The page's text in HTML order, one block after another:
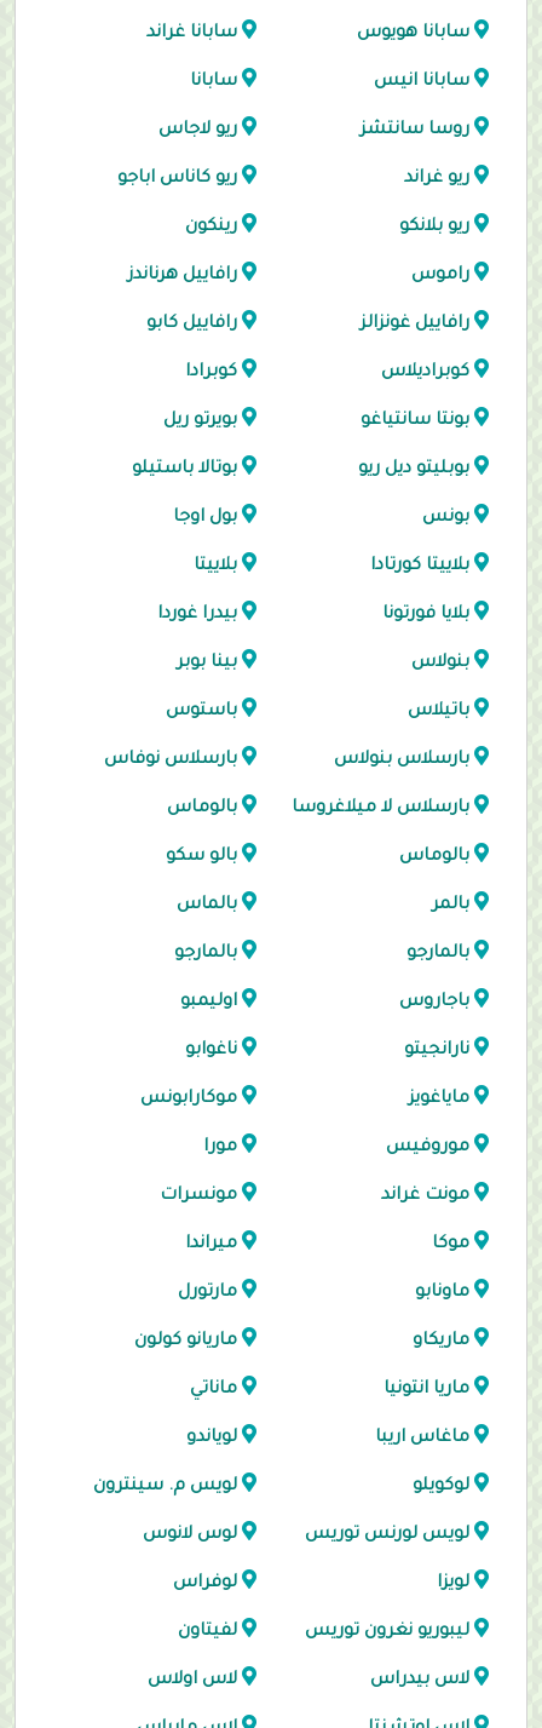
سابانا هويوس سابانا غراند
سابانا انيس سابانا
روسا سانتشز ريو لاجاس
ريو غراند ريو كاناس اباجو
ريو بلانكو رينكون
راموس رافاييل هرناندز
رافاييل غونزالز رافاييل كابو
كوبراديلاس كوبرادا
بونتا سانتياغو بويرتو ريل
بوبليتو ديل ريو بوتالا باستيلو
بونس بول اوجا
بلاييتا كورتادا بلاييتا
بلايا فورتونا بيدرا غوردا
بنولاس بينا بوبر
باتيلاس باستوس
بارسلاس بنولاس بارسلاس نوفاس
بارسلاس لا ميلاغروسا بالوماس
بالوماس بالو سكو
بالمر بالماس
بالمارجو بالمارجو
باجاروس اوليمبو
نارانجيتو ناغوابو
ماياغويز موكارابونس
موروفيس مورا
مونت غراند مونسرات
موكا ميراندا
ماونابو مارتورل
ماريكاو ماريانو كولون
ماريا انتونيا ماناتي
ماغاس اريبا لوياندو
لوكويلو لويس م. سينترون
لويس لورنس توريس لوس لانوس
لويزا لوفراس
ليبوريو نغرون توريس لفيتاون
لاس بيدراس لاس اولاس